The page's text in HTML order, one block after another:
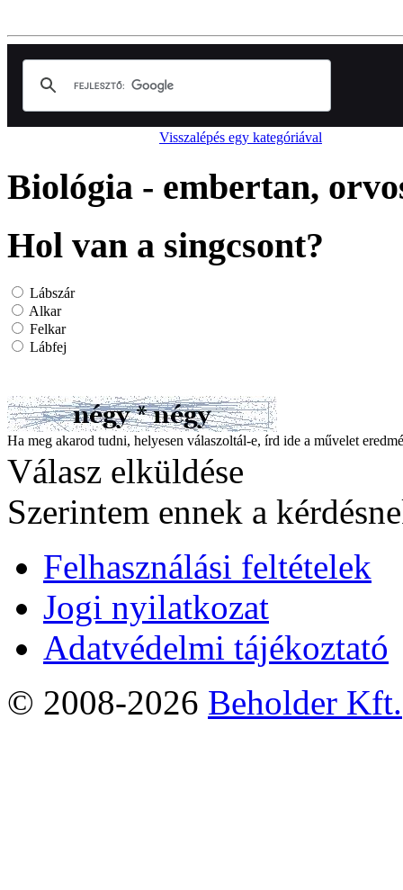
Visszalépés egy kategóriával
Biológia - embertan,
Hol van a singcsont?
Lábszár
Alkar
Felkar
Lábfej
Ha meg akarod tudni, helyesen válaszoltál-e, írd ide a művelet
Válasz elküldése
Szerintem ennek a
Felhasználási feltételek
Jogi nyilatkozat
Adatvédelmi tájékoztató
© 2008-2026 Beholder Kft.